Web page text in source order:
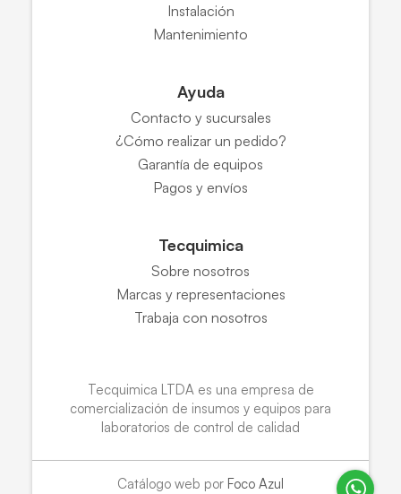
Instalación
Mantenimiento
Ayuda
Contacto y sucursales
¿Cómo realizar un pedido?
Garantía de equipos
Pagos y envíos
Tecquimica
Sobre nosotros
Marcas y representaciones
Trabaja con nosotros
Tecquimica LTDA es una empresa de
comercialización de insumos y equipos para
laboratorios de control de calidad
Catálogo web por Foco Azul